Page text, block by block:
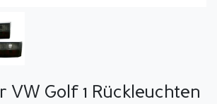
VW Golf 1 Rückleuchten